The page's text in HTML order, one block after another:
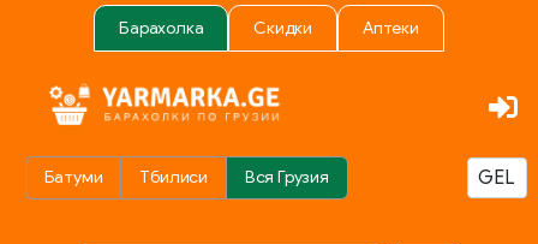
Барахолка Скидки Аптеки
Батуми Тбилиси Вся Грузия